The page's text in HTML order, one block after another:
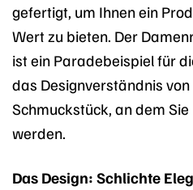
gefertigt, um Ihnen ein
Wert zu bieten. Der
ist ein Paradebeispiel für
das Designverständnis
Schmuckstück, an dem
werden.
Das Design: Schlichte